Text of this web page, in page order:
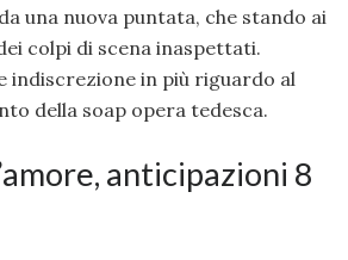
una nuova puntata, che stando ai
colpi di scena inaspettati.
indiscrezione in più riguardo al
della soap opera tedesca.
anticipazioni 8